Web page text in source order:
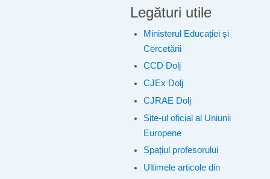
Legături utile
Ministerul Educației și
Cercetării
CCD Dolj
CJEx Dolj
CJRAE Dolj
Site-ul oficial al Uniunii
Europene
Spațiul profesorului
Ultimele articole din